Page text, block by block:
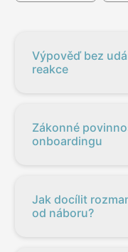
Výpověď bez
reakce
Zákonné
onboardingu
Jak docílit
od náboru?